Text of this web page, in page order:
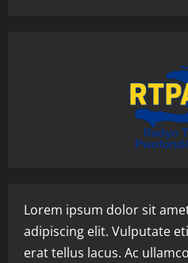
Lorem ipsum dolor sit
adipiscing elit. Vulputate
erat tellus lacus. Ac